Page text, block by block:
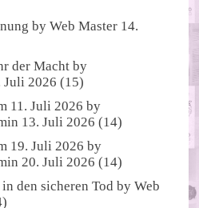
byWeb Master 14.
der Macht by
Juli 2026 (15)
11. Juli 2026 by
13. Juli 2026 (14)
19. Juli 2026 by
20. Juli 2026 (14)
den sicheren Tod byWeb